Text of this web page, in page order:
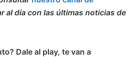
al día con las últimas noticias de
Dale al play, te van a